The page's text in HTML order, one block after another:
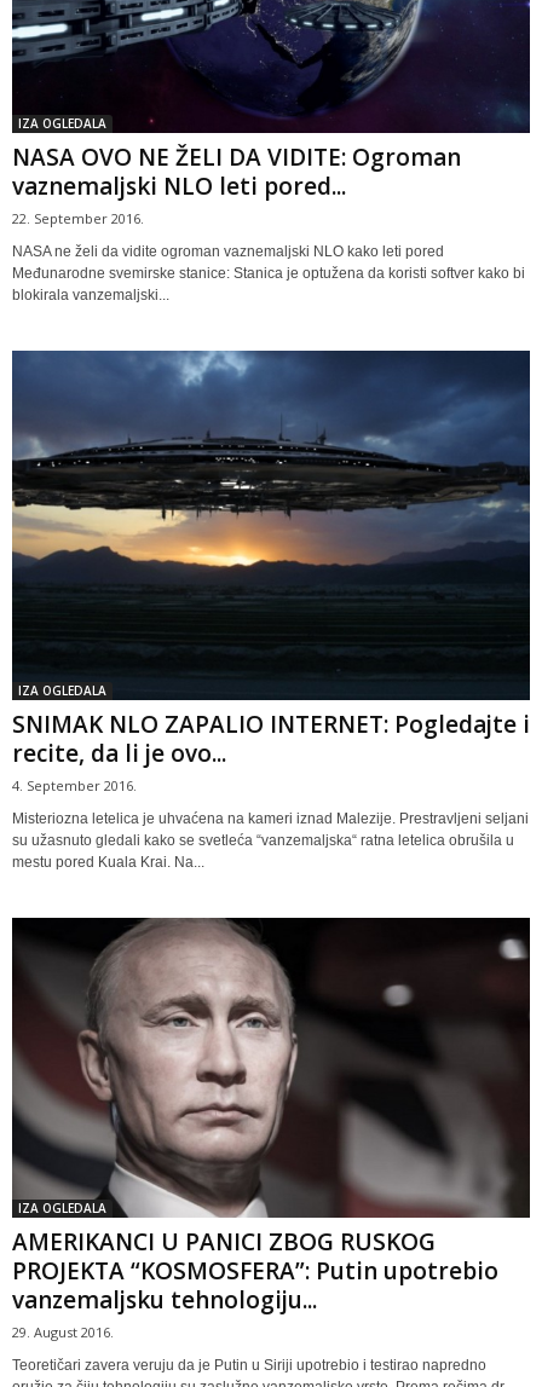
IZA OGLEDALA
NASA OVO NE ŽELI DA VIDITE: Ogroman
vaznemaljski NLO leti pored...
22. September 2016.
NASA ne želi da vidite ogroman vaznemaljski NLO kako leti pored
Međunarodne svemirske stanice: Stanica je optužena da koristi softver kako bi
blokirala vanzemaljski...
IZA OGLEDALA
SNIMAK NLO ZAPALIO INTERNET: Pogledajte i
recite, da li je ovo...
4. September 2016.
Misteriozna letelica je uhvaćena na kameri iznad Malezije. Prestravljeni seljani
su užasnuto gledali kako se svetleća “vanzemaljska“ ratna letelica obrušila u
mestu pored Kuala Krai. Na...
IZA OGLEDALA
AMERIKANCI U PANICI ZBOG RUSKOG
PROJEKTA “KOSMOSFERA”: Putin upotrebio
vanzemaljsku tehnologiju...
29. August 2016.
Teoretičari zavera veruju da je Putin u Siriji upotrebio i testirao napredno